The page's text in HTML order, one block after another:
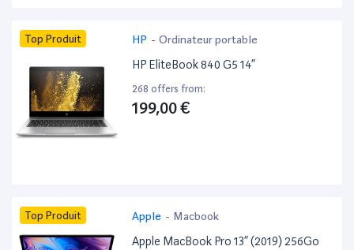
Top Produit HP - Ordinateur portable
HP EliteBook 840 G5 14”
268 offers from:
199,00 €
Top Produit Apple - Macbook
Apple MacBook Pro 13” (2019) 256Go